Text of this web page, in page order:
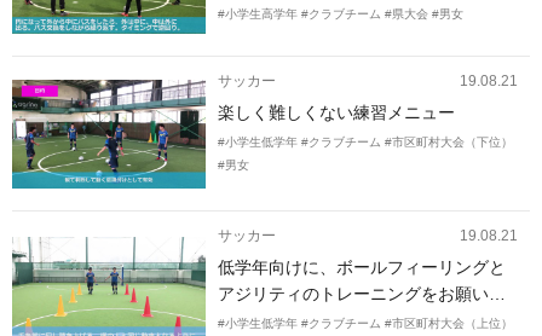
の動き
#小学生高学年 #クラブチーム #県大会 #男女
サッカー 19.08.21
楽しく難しくない練習メニュー
#小学生低学年 #クラブチーム #市区町村大会（下位）
#男女
サッカー 19.08.21
低学年向けに、ボールフィーリングと
アジリティのトレーニングをお願いし
たいです。
#小学生低学年 #クラブチーム #市区町村大会（上位）